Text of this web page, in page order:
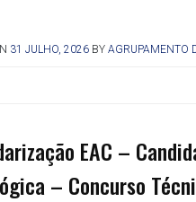
31 JULHO, 2026 BY AGRUPAMENTO
EAC –
– Concurso